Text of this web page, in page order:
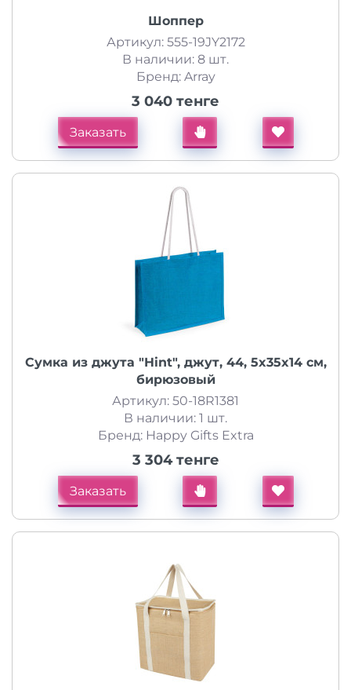
Шоппер
Артикул: 555-19JY2172
В наличии: 8 шт.
Бренд: Array
3 040 тенге
Заказать
Cумка из джута "Hint", джут, 44, 5x35x14 см,
бирюзовый
Артикул: 50-18R1381
В наличии: 1 шт.
Бренд: Happy Gifts Extra
3 304 тенге
Заказать